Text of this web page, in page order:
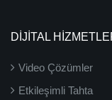
DİJİTAL
Video Çözümler
Etkileşimli Tahta